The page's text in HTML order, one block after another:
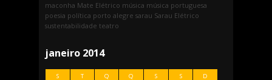
maconha Mate Elétrico música música portuguesa
poesia política porto alegre sarau Sarau Elétrico
sustentabilidade teatro
janeiro 2014
S T Q Q S S D